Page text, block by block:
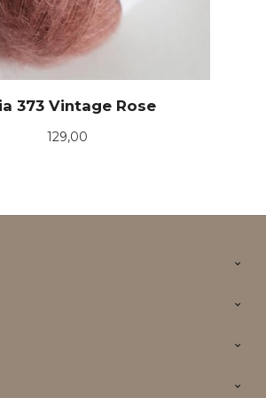
373 Vintage Rose
Pris
129,00